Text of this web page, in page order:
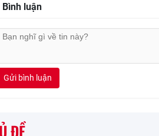
Bình luận
Gửi bình luận
ĐỀ